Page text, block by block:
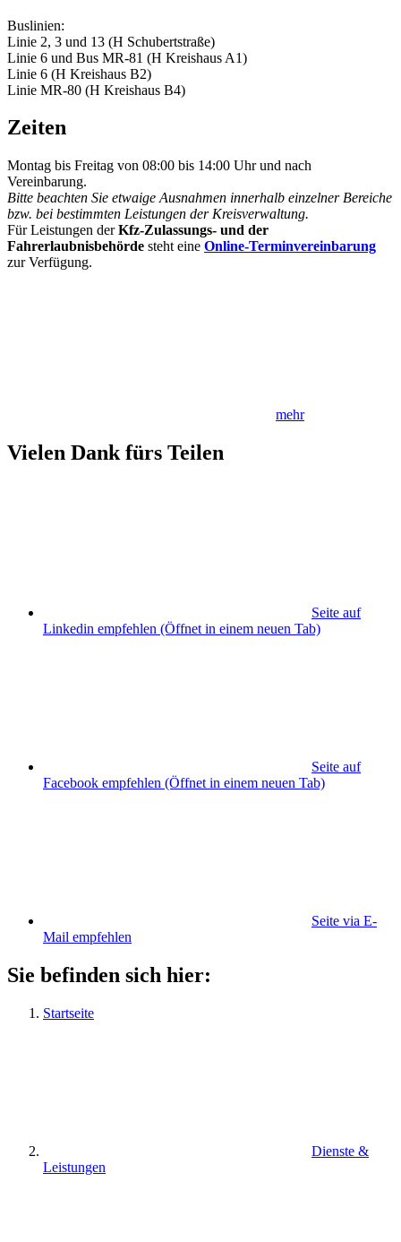
Buslinien:
Linie 2, 3 und 13 (H Schubertstraße)
Linie 6 und Bus MR-81 (H Kreishaus A1)
Linie 6 (H Kreishaus B2)
Linie MR-80 (H Kreishaus B4)
Zeiten
Montag bis Freitag von 08:00 bis 14:00 Uhr und nach
Vereinbarung.
Bitte beachten Sie etwaige Ausnahmen innerhalb einzelner Bereiche
bzw. bei bestimmten Leistungen der Kreisverwaltung.
Für Leistungen derKfz-Zulassungs- und der
Fahrerlaubnisbehörde steht eine Online-Terminvereinbarung
zur Verfügung.
mehr
Vielen Dank fürs Teilen
Seite auf
Linkedin empfehlen (Öffnet in einem neuen Tab)
Seite auf
Facebook empfehlen (Öffnet in einem neuen Tab)
Seite via E-
Mail empfehlen
Sie befinden sich hier:
Startseite
Dienste &
Leistungen